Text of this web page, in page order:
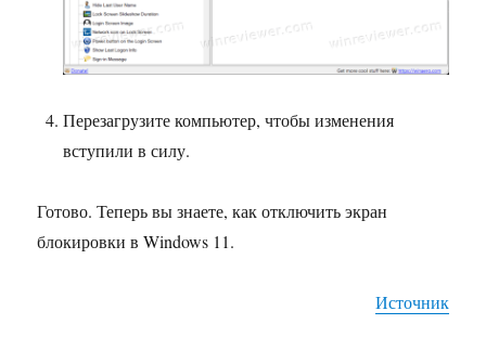
Перезагрузите компьютер, чтобы изменения
вступили в силу.
Готово. Теперь вы знаете, как отключить экран
блокировки в Windows 11.
Источник